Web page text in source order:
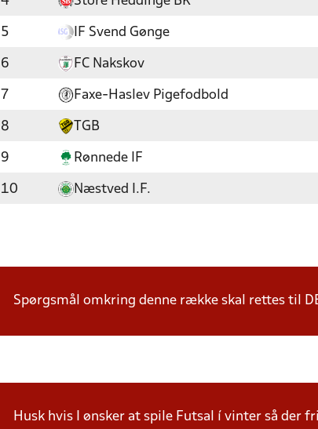
5 IF Svend Gønge
6 FC Nakskov
7 Faxe-Haslev Pigefodbold
8 TGB
9 Rønnede IF
10 Næstved I.F.
Spørgsmål omkring denne række skal rettes til
Husk hvis I ønsker at spile Futsal í vinter så der